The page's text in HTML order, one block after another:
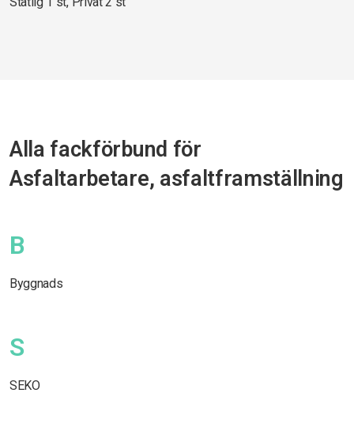
Alla fackförbund för
Asfaltarbetare, asfaltframställning
B
Byggnads
S
SEKO